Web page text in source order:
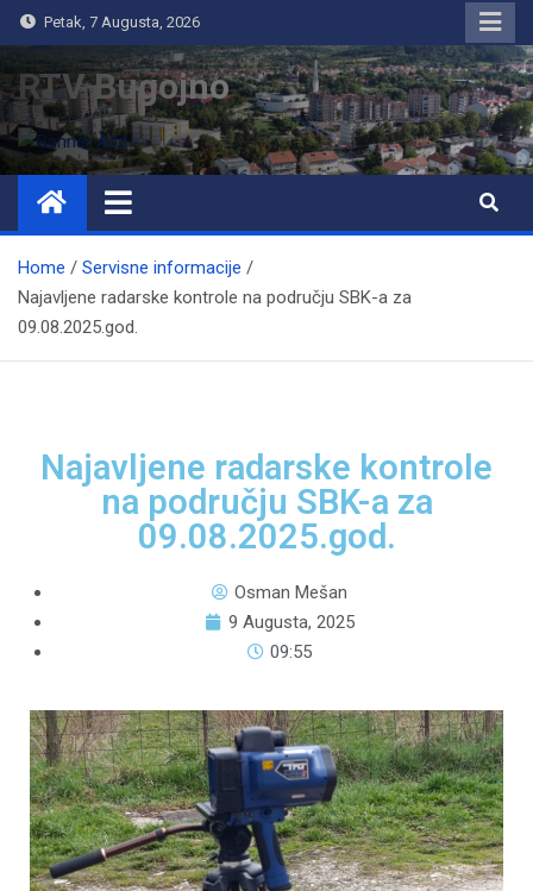
Petak, 7 Augusta, 2026
RTV Bugojno
Home
Servisne informacije
Najavljene radarske kontrole na području SBK-a za
09.08.2025.god.
Najavljene radarske kontrole
na području SBK-a za
09.08.2025.god.
Osman Mešan
9 Augusta, 2025
09:55